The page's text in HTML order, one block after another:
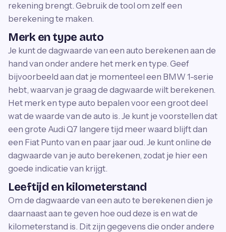
rekening brengt. Gebruik de tool om zelf een
berekening te maken.
Merk en type auto
Je kunt de dagwaarde van een auto berekenen aan de
hand van onder andere het merk en type. Geef
bijvoorbeeld aan dat je momenteel een BMW 1-serie
hebt, waarvan je graag de dagwaarde wilt berekenen.
Het merk en type auto bepalen voor een groot deel
wat de waarde van de auto is. Je kunt je voorstellen dat
een grote Audi Q7 langere tijd meer waard blijft dan
een Fiat Punto van en paar jaar oud. Je kunt online de
dagwaarde van je auto berekenen, zodat je hier een
goede indicatie van krijgt.
Leeftijd en kilometerstand
Om de dagwaarde van een auto te berekenen dien je
daarnaast aan te geven hoe oud deze is en wat de
kilometerstand is. Dit zijn gegevens die onder andere